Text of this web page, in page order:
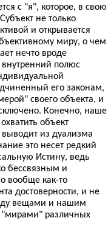
с "я", которое, в свою
не только
и открывается
миру, о чем
нечто вроде
полюс
его законам,
своего объекта, и
Конечно, наше
объект
из дуализма
это несет редкий
Истину, ведь
бессвязным и
вообще как-то
достоверности, и не
вещами и нашим
различных